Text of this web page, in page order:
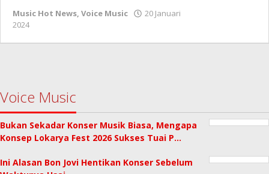
Music Hot News, Voice Music
20 Januari
2024
Voice Music
Bukan Sekadar Konser Musik Biasa, Mengapa
Konsep Lokarya Fest 2026 Sukses Tuai P…
Ini Alasan Bon Jovi Hentikan Konser Sebelum